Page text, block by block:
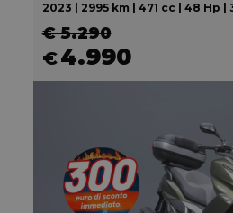
2023 | 2995 km | 471 cc | 48 Hp |
€ 5.290
€4.990